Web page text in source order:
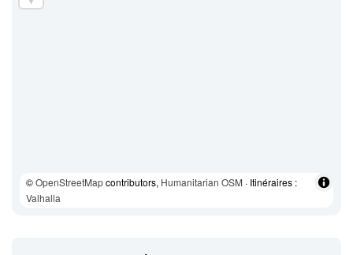
©OpenStreetMapcontributors, Humanitarian OSM · Itinéraires :
Valhalla